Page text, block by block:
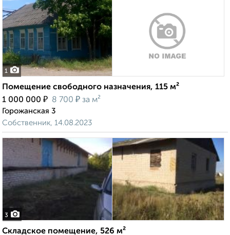
1
Помещение свободного назначения, 115 м²
1 000 000 ₽ 8 700 ₽ за м²
Горожанская 3
Собственник, 14.08.2023
3
Складское помещение, 526 м²